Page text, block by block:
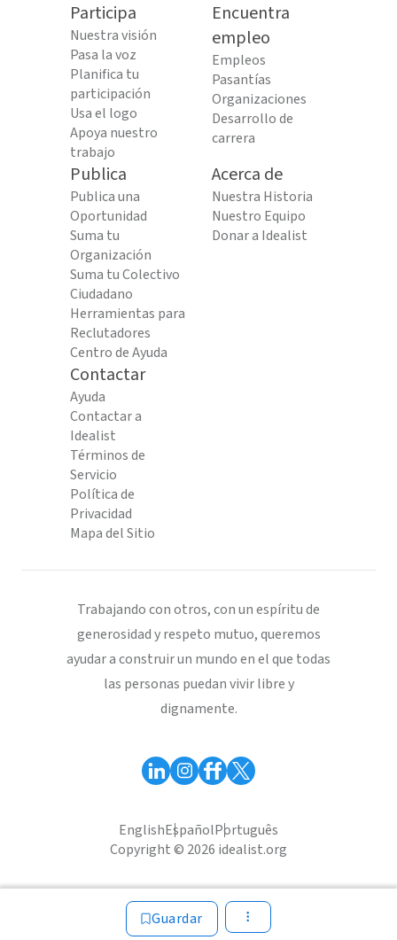
Guardar
Participa
Nuestra visión
Pasa la voz
Planifica tu
participación
Usa el logo
Apoya nuestro
trabajo
Encuentra
empleo
Empleos
Pasantías
Organizaciones
Desarrollo de
carrera
Publica
Publica una
Oportunidad
Suma tu
Organización
Suma tu Colectivo
Ciudadano
Herramientas para
Reclutadores
Centro de Ayuda
Acerca de
Nuestra Historia
Nuestro Equipo
Donar a Idealist
Contactar
Ayuda
Contactar a
Idealist
Términos de
Servicio
Política de
Privacidad
Mapa del Sitio
Trabajando con otros, con un espíritu de
generosidad y respeto mutuo, queremos
ayudar a construir un mundo en el que todas
las personas puedan vivir libre y
dignamente.
EnglishEspañolPortuguês
Copyright © 2026 idealist.org